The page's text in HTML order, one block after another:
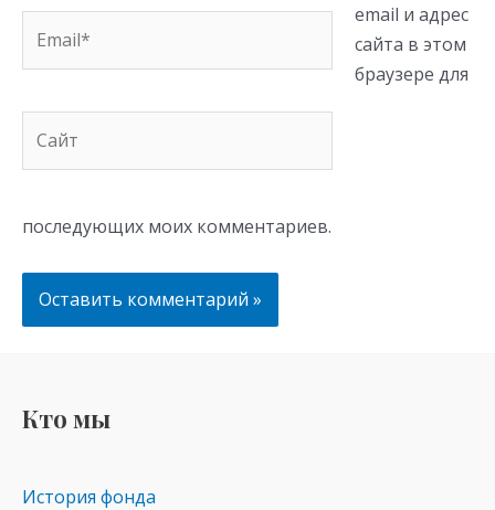
email и адрес
сайта в этом
браузере для
последующих моих комментариев.
Кто мы
История фонда